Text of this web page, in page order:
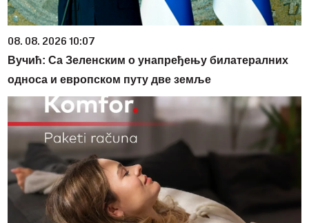
08. 08. 2026 10:07
Вучић: Са Зеленским о унапређењу билатералних
односа и европском путу две земље